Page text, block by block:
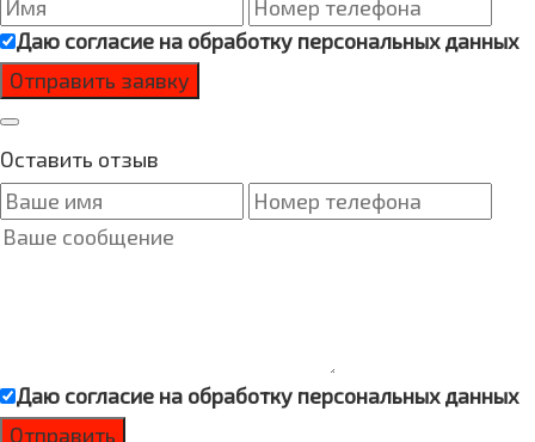
Даю согласие на обработку персональных данных
Оставить отзыв
Даю согласие на обработку персональных данных